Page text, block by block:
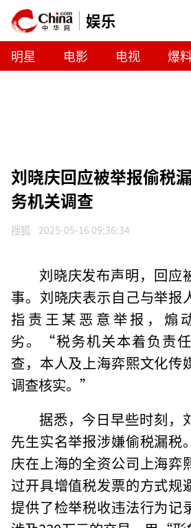
娱乐
明星 电影 电视 爆
刘晓庆回应被举报偷税
务机关调查
搜狐 2025-05-16 09:36:34
刘晓庆发布声明，回应
事。刘晓庆表示自己与举报
指责王某恶意举报，煽
劣。“税务机关本着负责
查，本人及上海弈熙文化传
调查核实。”
据悉，今日早些时刻，
先生实名举报涉嫌偷税漏税
庆在上海的全资公司上海弈
过开具增值税发票的方式规
提供了检举税收违法行为记